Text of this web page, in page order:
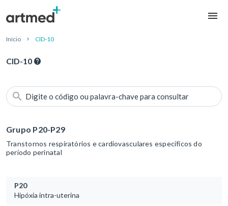
Início CID-10
CID-10
Digite o código ou palavra-chave para consultar
Grupo P20-P29
Transtornos respiratórios e cardiovasculares específicos do
período perinatal
P20
Hipóxia intra-uterina